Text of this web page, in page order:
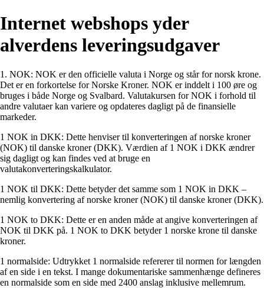
Internet webshops yder
alverdens leveringsudgaver
1. NOK: NOK er den officielle valuta i Norge og står for norsk krone.
Det er en forkortelse for Norske Kroner. NOK er inddelt i 100 øre og
bruges i både Norge og Svalbard. Valutakursen for NOK i forhold til
andre valutaer kan variere og opdateres dagligt på de finansielle
markeder.
1 NOK in DKK: Dette henviser til konverteringen af norske kroner
(NOK) til danske kroner (DKK). Værdien af 1 NOK i DKK ændrer
sig dagligt og kan findes ved at bruge en
valutakonverteringskalkulator.
1 NOK til DKK: Dette betyder det samme som 1 NOK in DKK –
nemlig konvertering af norske kroner (NOK) til danske kroner (DKK).
1 NOK to DKK: Dette er en anden måde at angive konverteringen af
NOK til DKK på. 1 NOK to DKK betyder 1 norske krone til danske
kroner.
1 normalside: Udtrykket 1 normalside refererer til normen for længden
af en side i en tekst. I mange dokumentariske sammenhænge defineres
en normalside som en side med 2400 anslag inklusive mellemrum.